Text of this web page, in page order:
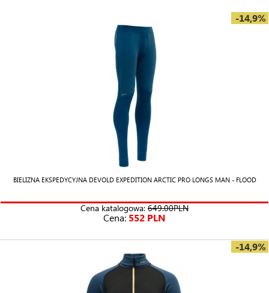
-14,9%
BIELIZNA EKSPEDYCYJNA DEVOLD EXPEDITION ARCTIC PRO LONGS MAN - FLOOD
Cena katalogowa: 649.00PLN
Cena: 552 PLN
-14,9%